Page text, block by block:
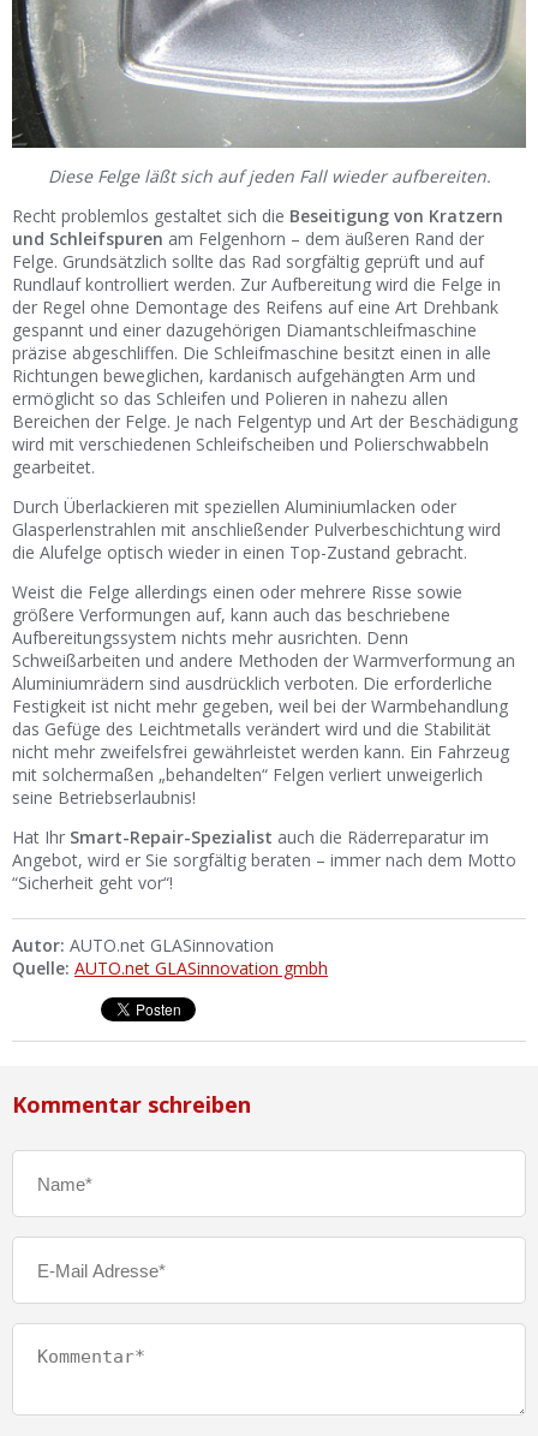
Diese Felge läßt sich auf jeden Fall wieder aufbereiten.
Recht problemlos gestaltet sich die Beseitigung von Kratzern
und Schleifspuren am Felgenhorn – dem äußeren Rand der
Felge. Grundsätzlich sollte das Rad sorgfältig geprüft und auf
Rundlauf kontrolliert werden. Zur Aufbereitung wird die Felge in
der Regel ohne Demontage des Reifens auf eine Art Drehbank
gespannt und einer dazugehörigen Diamantschleifmaschine
präzise abgeschliffen. Die Schleifmaschine besitzt einen in alle
Richtungen beweglichen, kardanisch aufgehängten Arm und
ermöglicht so das Schleifen und Polieren in nahezu allen
Bereichen der Felge. Je nach Felgentyp und Art der Beschädigung
wird mit verschiedenen Schleifscheiben und Polierschwabbeln
gearbeitet.
Durch Überlackieren mit speziellen Aluminiumlacken oder
Glasperlenstrahlen mit anschließender Pulverbeschichtung wird
die Alufelge optisch wieder in einen Top-Zustand gebracht.
Weist die Felge allerdings einen oder mehrere Risse sowie
größere Verformungen auf, kann auch das beschriebene
Aufbereitungssystem nichts mehr ausrichten. Denn
Schweißarbeiten und andere Methoden der Warmverformung an
Aluminiumrädern sind ausdrücklich verboten. Die erforderliche
Festigkeit ist nicht mehr gegeben, weil bei der Warmbehandlung
das Gefüge des Leichtmetalls verändert wird und die Stabilität
nicht mehr zweifelsfrei gewährleistet werden kann. Ein Fahrzeug
mit solchermaßen „behandelten“ Felgen verliert unweigerlich
seine Betriebserlaubnis!
Hat Ihr Smart-Repair-Spezialist auch die Räderreparatur im
Angebot, wird er Sie sorgfältig beraten – immer nach dem Motto
“Sicherheit geht vor“!
Autor: AUTO.net GLASinnovation
Quelle: AUTO.net GLASinnovation gmbh
Kommentar schreiben